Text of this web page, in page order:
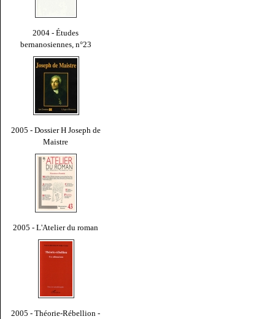
2004 - Études
bernanosiennes, n°23
2005 - Dossier H Joseph de
Maistre
2005 - L'Atelier du roman
2005 - Théorie-Rébellion -